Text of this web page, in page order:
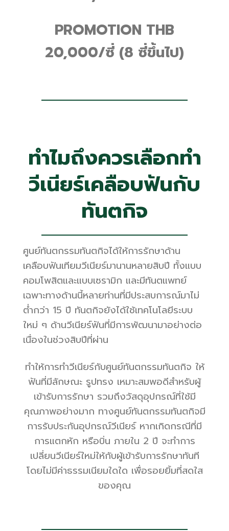
PROMOTION THB
20,000/ซี่ (8 ซี่ขึ้นไป)
ทำไมถึงควรเลือกทำ
วีเนียร์เคลือบฟันกับ
ทันตกิจ
ศูนย์ทันตกรรมทันตกิจได้ให้การรักษาด้าน
เคลือบฟันเทียมวีเนียร์มานานหลายสิบปี ทั้งแบบ
คอมโพสิตและแบบเซรามิก และมีทันตแพทย์
เฉพาะทางด้านนี้หลายท่านที่มีประสบการณ์มาไม่
ต่ำกว่า 15 ปี ทันตกิจยังได้ใช้เทคโนโลยีระบบ
ใหม่ ๆ ด้านวีเนียร์ฟันที่มีการพัฒนามาอย่างต่อ
เนื่องในช่วงสิบปีที่ผ่าน
ทำให้การทำวีเนียร์กับศูนย์ทันตกรรมทันตกิจ ให้
ฟันที่มีลักษณะ รูปทรง เหมาะสมพอดีสำหรับผู้
เข้ารับการรักษา รวมถึงวัสดุอุปกรณ์ที่ใช้มี
คุณภาพอย่างมาก ทางศูนย์ทันตกรรมทันตกิจมี
การรับประกันอุปกรณ์วีเนียร์ หากเกิดกรณีที่มี
การแตกหัก หรือบิ่น ภายใน 2 ปี จะทำการ
เปลี่ยนวีเนียร์ใหม่ให้กับผู้เข้ารับการรักษาทันที
โดยไม่มีค่าธรรมเนียมใดใด เพื่อรอยยิ้มที่สดใส
ของคุณ